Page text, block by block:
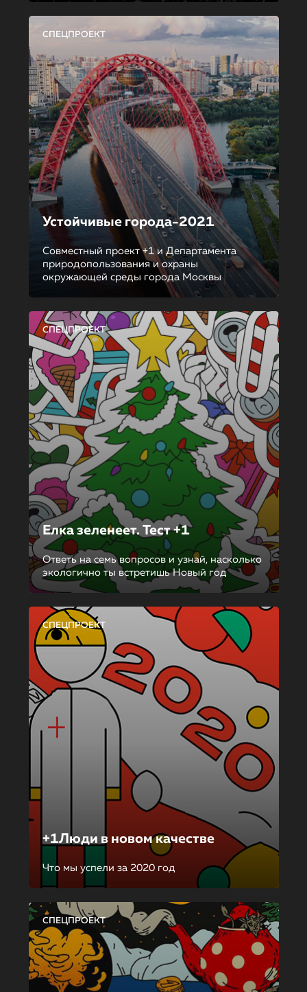
СПЕЦПРОЕКТ
Устойчивые города-2021
Совместный проект +1 и Департамента
природопользования и охраны
окружающей среды города Москвы
СПЕЦПРОЕКТ
Елка зеленеет. Тест +1
Ответь на семь вопросов и узнай, насколько
экологично ты встретишь Новый год
СПЕЦПРОЕКТ
+1Люди в новом качестве
Что мы успели за 2020 год
СПЕЦПРОЕКТ